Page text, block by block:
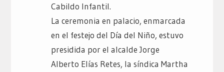
Cabildo Infantil.
La ceremonia en palacio, enmarcada
en el festejo del Día del Niño, estuvo
presidida por el alcalde Jorge
Alberto Elías Retes, la síndica Martha